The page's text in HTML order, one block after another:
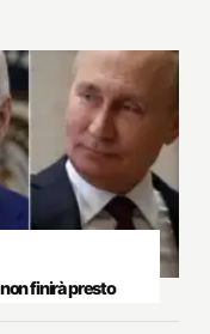
finirà presto